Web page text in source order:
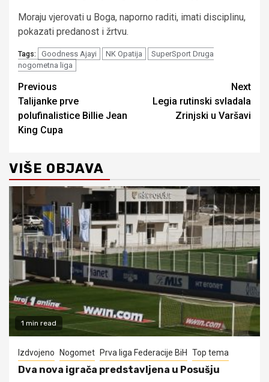
Moraju vjerovati u Boga, naporno raditi, imati disciplinu,
pokazati predanost i žrtvu.
Tags: Goodness Ajayi NK Opatija
SuperSport Druga
nogometna liga
Continue
Reading
Previous
Talijanke prve
polufinalistice Billie Jean
King Cupa
Next
Legia rutinski svladala
Zrinjski u Varšavi
VIŠE OBJAVA
1 min read
Izdvojeno Nogomet Prva liga Federacije BiH Top tema
Dva nova igrača predstavljena u Posušju